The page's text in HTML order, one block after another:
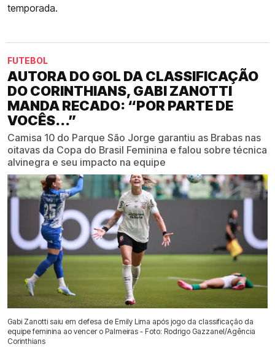
temporada.
FUTEBOL
AUTORA DO GOL DA CLASSIFICAÇÃO
DO CORINTHIANS, GABI ZANOTTI
MANDA RECADO: “POR PARTE DE
VOCÊS...”
Camisa 10 do Parque São Jorge garantiu as Brabas nas
oitavas da Copa do Brasil Feminina e falou sobre técnica
alvinegra e seu impacto na equipe
Gabi Zanotti saiu em defesa de Emily Lima após jogo da classificação da
equipe feminina ao vencer o Palmeiras - Foto: Rodrigo Gazzanel/Agência
Corinthians